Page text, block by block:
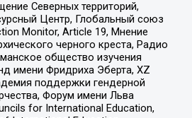
Северных территорий,
Центр, Глобальный союз
Monitor, Article 19, Мнение
черного креста, Радио
общество изучения
имени Фридриха Эберта, XZ
поддержки гендерной
Форум имени Льва
for International Education,